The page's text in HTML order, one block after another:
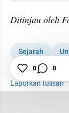
Ditinjau oleh
Sejarah
Sunda
Laporkan tulisan
0 0